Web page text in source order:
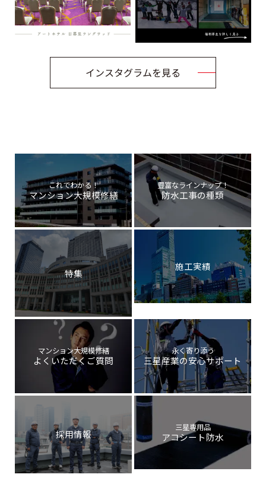
インスタグラムを見る
これでわかる！
マンション大規模修繕
豊富なラインナップ！
防水工事の種類
特集
施工実績
マンション大規模修繕
よくいただくご質問
永く寄り添う
三星産業の安心サポート
採用情報
三星専用品
アコシート防水